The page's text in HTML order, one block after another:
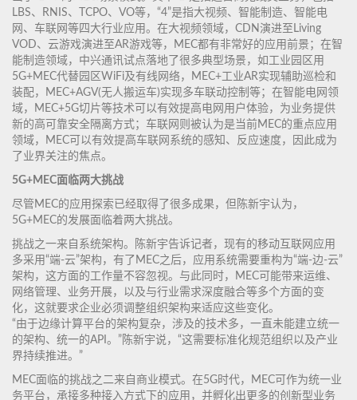
LBS、RNIS、TCPO、VO等，“4”是指大视频、智能制造、智能电
网、车联网等四大行业应用。在大视频领域，CDN演进至Living
VOD、云游戏演进至AR游戏等，MEC都有非常好的应用前景；在智
能制造领域，中兴通讯试点落地了很多典型场景，如工业园区用
5G+MEC代替园区WiFi及有线网络，MEC+工业AR实现辅助巡检和
装配，MEC+AGV(无人搬运车)实现多车联动控制等；在智能电网领
域，MEC+5G切片等技术可以有效提高电网用户体验，为业务提供
新的高可靠安全隔离方式；车联网则被认为是当前MEC的重点应用
领域，MEC可以有效提高车联网系统的感知、反应速度，因此成为
了业界关注的焦点。
5G+MEC面临两大挑战
尽管MEC的应用探索已经取得了很多成果，但陈新宇认为，
5G+MEC的发展面临着两大挑战。
挑战之一来自系统架构。陈新宇告诉记者，现有的移动互联网应用
多采用“端-云”架构，有了MEC之后，应用系统需要重构为“端-边-云”
架构，这方面的工作量不容忽视。与此同时，MEC可能带来运维、
网络管理、业务开展，以及与行业需求深度融合等多个方面的变
化，这就要求企业必须调整组织架构来适应这些变化。
“由于边缘计算平台的架构复杂，涉及的技术多，一直未能建立统一
的架构、统一的API。”陈新宇说，“这需要标准化规范组织以及产业
界持续推进。”
MEC面临的挑战之二来自商业模式。在5G时代，MEC可作为统一业
务平台，承接多种接入方式下的应用，并孵化出更多的创新型业务